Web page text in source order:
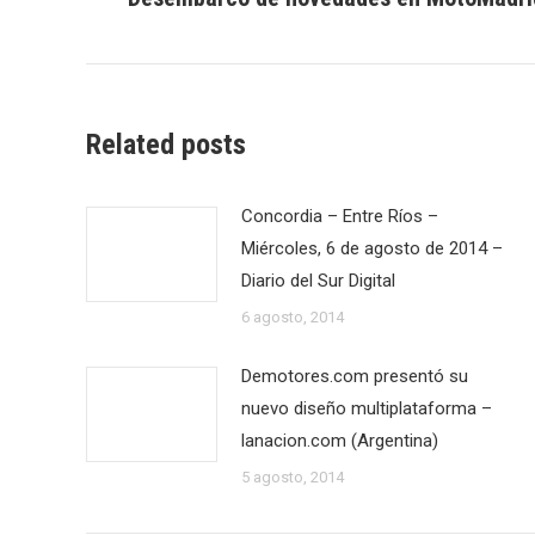
Related posts
Concordia – Entre Ríos –
Miércoles, 6 de agosto de 2014 –
Diario del Sur Digital
6 agosto, 2014
Demotores.com presentó su
nuevo diseño multiplataforma –
lanacion.com (Argentina)
5 agosto, 2014